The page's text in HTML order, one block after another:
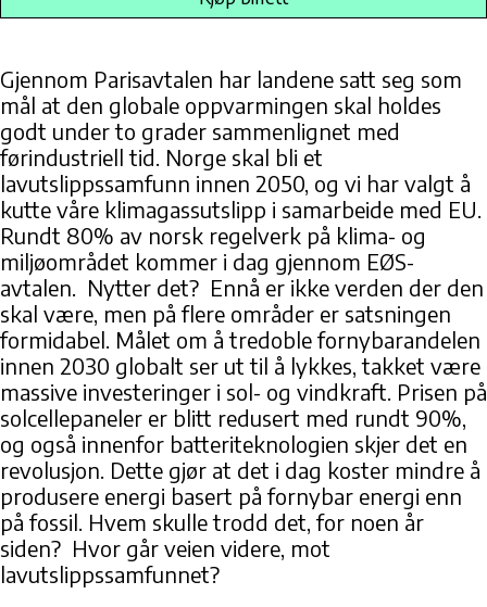
Gjennom Parisavtalen har landene satt seg som
mål at den globale oppvarmingen skal holdes
godt under to grader sammenlignet med
førindustriell tid. Norge skal bli et
lavutslippssamfunn innen 2050, og vi har valgt å
kutte våre klimagassutslipp i samarbeide med EU.
Rundt 80% av norsk regelverk på klima- og
miljøområdet kommer i dag gjennom EØS-
avtalen. Nytter det? Ennå er ikke verden der den
skal være, men på flere områder er satsningen
formidabel. Målet om å tredoble fornybarandelen
innen 2030 globalt ser ut til å lykkes, takket være
massive investeringer i sol- og vindkraft. Prisen på
solcellepaneler er blitt redusert med rundt 90%,
og også innenfor batteriteknologien skjer det en
revolusjon. Dette gjør at det i dag koster mindre å
produsere energi basert på fornybar energi enn
på fossil. Hvem skulle trodd det, for noen år
siden? Hvor går veien videre, mot
lavutslippssamfunnet?